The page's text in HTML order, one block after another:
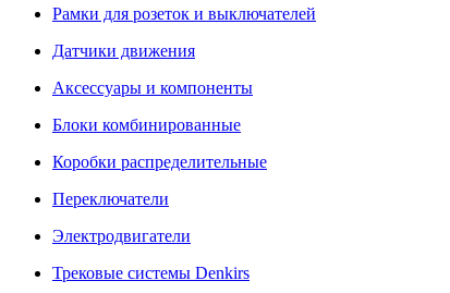
Рамки для розеток и выключателей
Датчики движения
Аксессуары и компоненты
Блоки комбинированные
Коробки распределительные
Переключатели
Электродвигатели
Трековые системы Denkirs